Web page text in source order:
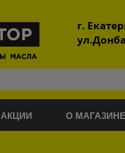
г.
АКЦИИ О МАГАЗИНЕ